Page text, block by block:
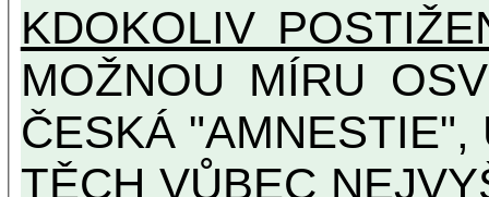
KDOKOLIV
MOŽNOU MÍRU OSVĚDČENÁ VLASTIZRÁDNÁ
ČESKÁ
TĚCH VŮBEC NEJVYŠŠÍCH PROTINÁRODNÍCH